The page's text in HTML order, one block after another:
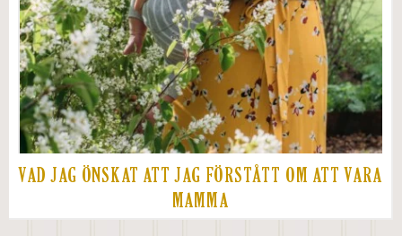
VAD JAG ÖNSKAT ATT JAG FÖRSTÅTT OM ATT VARA
MAMMA